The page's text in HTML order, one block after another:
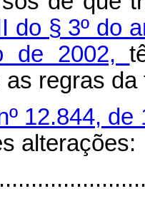
do § 3º do
de 2002,
regras
12.844,
alterações: